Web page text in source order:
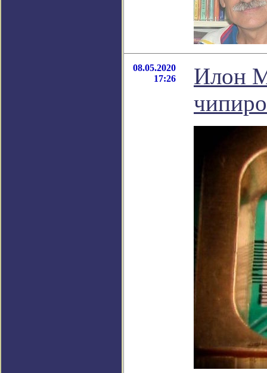
08.05.2020
17:26
Илон